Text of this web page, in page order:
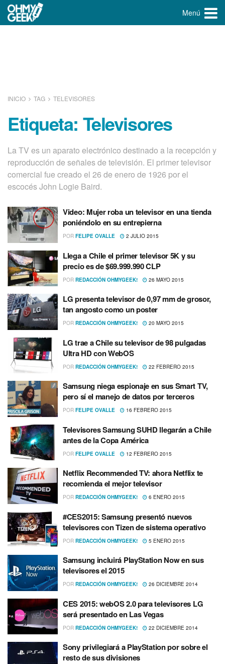
Menú
INICIO TAG TELEVISORES
Etiqueta: Televisores
La TV es un aparato electrónico destinado a la recepción y
reproducción de señales de televisión. El primer televisor
comercial fue creado el 26 de enero de 1926 por el
escocés John Logie Baird.
Video: Mujer roba un televisor en una tienda
poniéndolo en su entrepierna
POR FELIPE OVALLE 2 JULIO 2015
Llega a Chile el primer televisor 5K y su
precio es de $69.999.990 CLP
POR REDACCIÓN OHMYGEEK! 26 MAYO 2015
LG presenta televisor de 0,97 mm de grosor,
tan angosto como un poster
POR REDACCIÓN OHMYGEEK! 20 MAYO 2015
LG trae a Chile su televisor de 98 pulgadas
Ultra HD con WebOS
POR REDACCIÓN OHMYGEEK! 22 FEBRERO 2015
Samsung niega espionaje en sus Smart TV,
pero sí­ el manejo de datos por terceros
POR FELIPE OVALLE 16 FEBRERO 2015
Televisores Samsung SUHD llegarán a Chile
antes de la Copa América
POR FELIPE OVALLE 12 FEBRERO 2015
Netflix Recommended TV: ahora Netflix te
recomienda el mejor televisor
POR REDACCIÓN OHMYGEEK! 6 ENERO 2015
#CES2015: Samsung presentó nuevos
televisores con Tizen de sistema operativo
POR REDACCIÓN OHMYGEEK! 5 ENERO 2015
Samsung incluirá PlayStation Now en sus
televisores el 2015
POR REDACCIÓN OHMYGEEK! 26 DICIEMBRE 2014
CES 2015: webOS 2.0 para televisores LG
será presentado en Las Vegas
POR REDACCIÓN OHMYGEEK! 22 DICIEMBRE 2014
Sony privilegiará a PlayStation por sobre el
resto de sus divisiones